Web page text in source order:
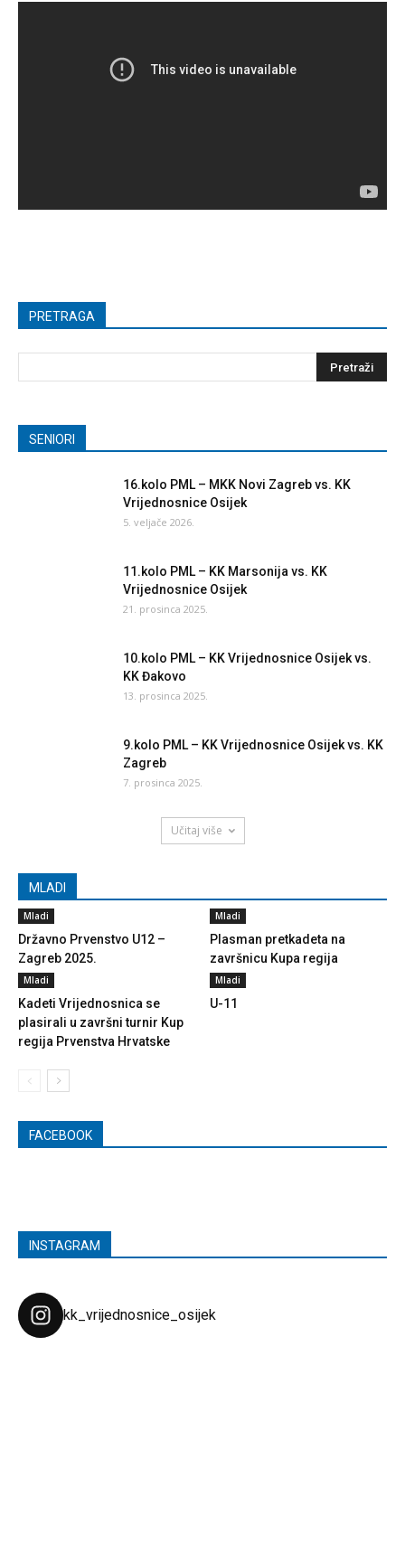
PRETRAGA
SENIORI
16.kolo PML – MKK Novi Zagreb vs. KK
Vrijednosnice Osijek
5. veljače 2026.
11.kolo PML – KK Marsonija vs. KK
Vrijednosnice Osijek
21. prosinca 2025.
10.kolo PML – KK Vrijednosnice Osijek vs.
KK Đakovo
13. prosinca 2025.
9.kolo PML – KK Vrijednosnice Osijek vs. KK
Zagreb
7. prosinca 2025.
Učitaj više
MLADI
Mladi
Državno Prvenstvo U12 –
Zagreb 2025.
Mladi
Plasman pretkadeta na
završnicu Kupa regija
Mladi
Kadeti Vrijednosnica se
plasirali u završni turnir Kup
regija Prvenstva Hrvatske
Mladi
U-11
FACEBOOK
INSTAGRAM
kk_vrijednosnice_osijek